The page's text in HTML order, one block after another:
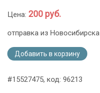
Цена: 200 руб.
отправка из Новосибирска
Добавить в корзину
#15527475, код: 96213